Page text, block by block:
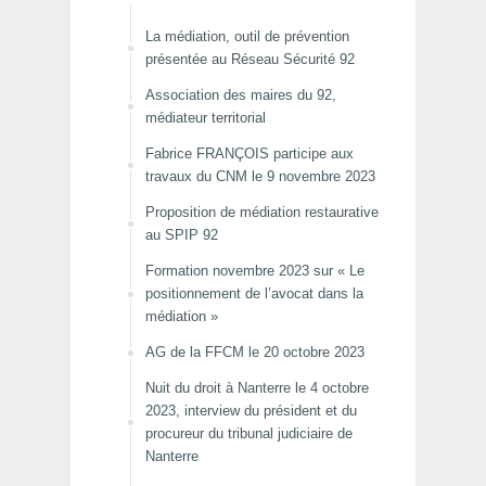
La médiation, outil de prévention
présentée au Réseau Sécurité 92
Association des maires du 92,
médiateur territorial
Fabrice FRANÇOIS participe aux
travaux du CNM le 9 novembre 2023
Proposition de médiation restaurative
au SPIP 92
Formation novembre 2023 sur « Le
positionnement de l’avocat dans la
médiation »
AG de la FFCM le 20 octobre 2023
Nuit du droit à Nanterre le 4 octobre
2023, interview du président et du
procureur du tribunal judiciaire de
Nanterre